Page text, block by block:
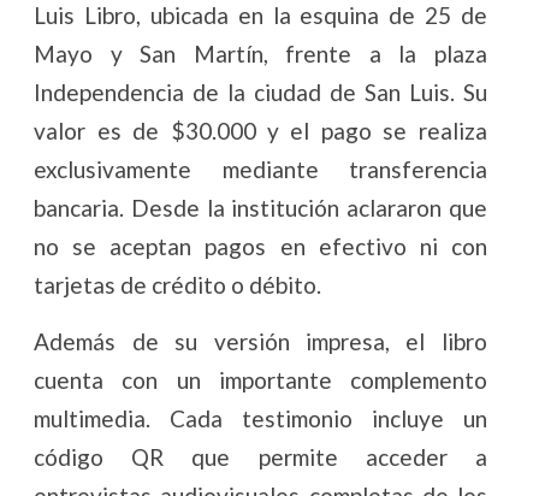
Luis Libro, ubicada en la esquina de 25 de
Mayo y San Martín, frente a la plaza
Independencia de la ciudad de San Luis. Su
valor es de $30.000 y el pago se realiza
exclusivamente mediante transferencia
bancaria. Desde la institución aclararon que
no se aceptan pagos en efectivo ni con
tarjetas de crédito o débito.
Además de su versión impresa, el libro
cuenta con un importante complemento
multimedia. Cada testimonio incluye un
código QR que permite acceder a